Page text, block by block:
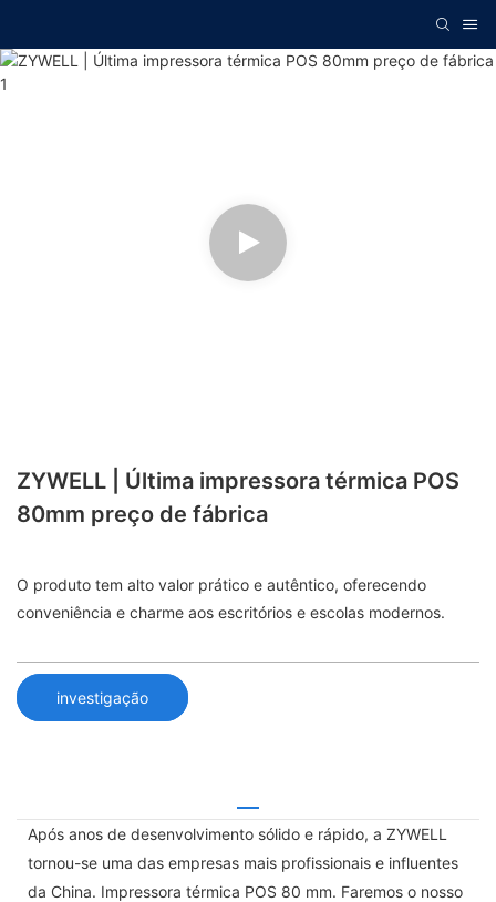
ZYWELL | Última impressora térmica POS
80mm preço de fábrica
O produto tem alto valor prático e autêntico, oferecendo
conveniência e charme aos escritórios e escolas modernos.
investigação
Após anos de desenvolvimento sólido e rápido, a ZYWELL
tornou-se uma das empresas mais profissionais e influentes
da China. Impressora térmica POS 80 mm. Faremos o nosso